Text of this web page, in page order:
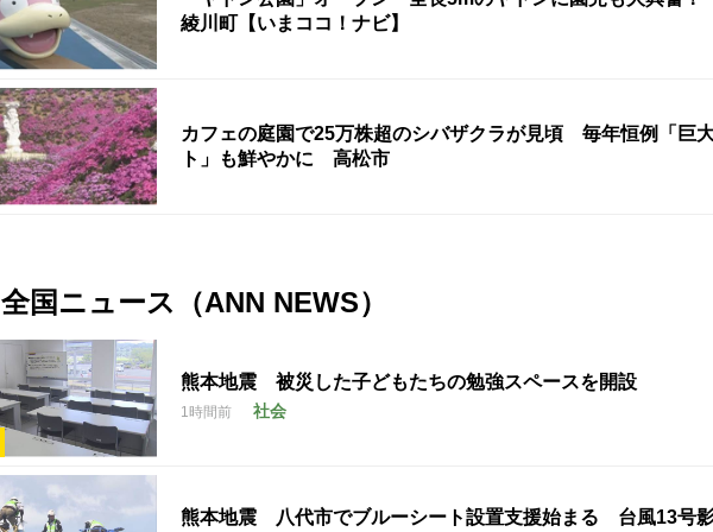
綾川町【いまココ！ナビ】
カフェの庭園で25万株超のシバザクラが見頃 毎年恒例「巨
ト」も鮮やかに 高松市
全国ニュース（ANN NEWS）
熊本地震 被災した子どもたちの勉強スペースを開設
1時間前 社会
熊本地震 八代市でブルーシート設置支援始まる 台風13号